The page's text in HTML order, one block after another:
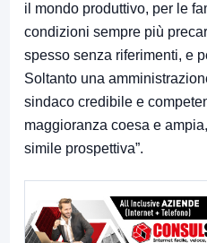
il mondo produttivo, per le
condizioni sempre più
spesso senza riferimenti, e
Soltanto una
sindaco credibile e
maggioranza coesa e
simile prospettiva”.